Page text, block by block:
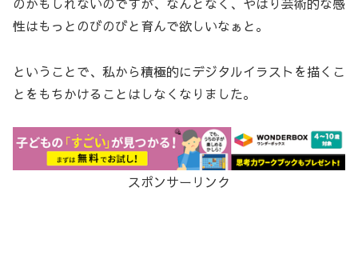
性はもっとのびのびと育んで欲しいなぁと。
ということで、私から積極的にデジタルイラストを描くこ
とをもちかけることはしなくなりました。
スポンサーリンク